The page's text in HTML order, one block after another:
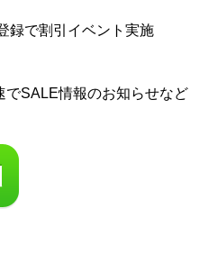
録で割引イベント実施
SALE情報のお知らせなど